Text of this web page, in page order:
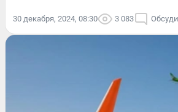
30 декабря, 2024, 08:30 3 083